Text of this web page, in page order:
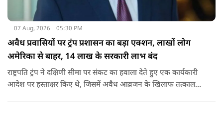
07 Aug, 2026 05:30 PM
अवैध प्रवासियों पर ट्रंप प्रशासन का बड़ा एक्शन, लाखों लोग
अमेरिका से बाहर, 14 लाख के सरकारी लाभ बंद
राष्ट्रपति ट्रंप ने दक्षिणी सीमा पर संकट का हवाला देते हुए एक कार्यकारी
आदेश पर हस्ताक्षर किए थे, जिसमें अवैध आव्रजन के खिलाफ तत्काल